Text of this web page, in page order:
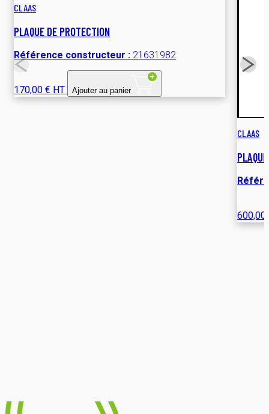
CLAAS
PLAQUE DE PROTECTION
Référence constructeur : 21631982
170,00 € HT Ajouter au panier
CLAAS